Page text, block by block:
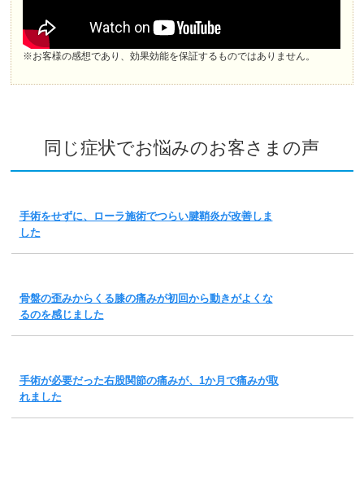
※お客様の感想であり、効果効能を保証するものではありません。
同じ症状でお悩みのお客さまの声
手術をせずに、ローラ施術でつらい腱鞘炎が改善しま
した
骨盤の歪みからくる膝の痛みが初回から動きがよくな
るのを感じました
手術が必要だった右股関節の痛みが、1か月で痛みが取
れました